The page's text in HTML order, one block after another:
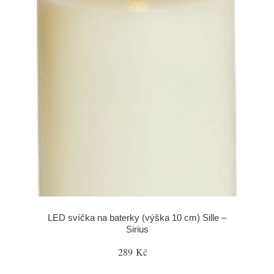
LED svíčka na baterky (výška 10 cm) Sille –
Sirius
289 Kč